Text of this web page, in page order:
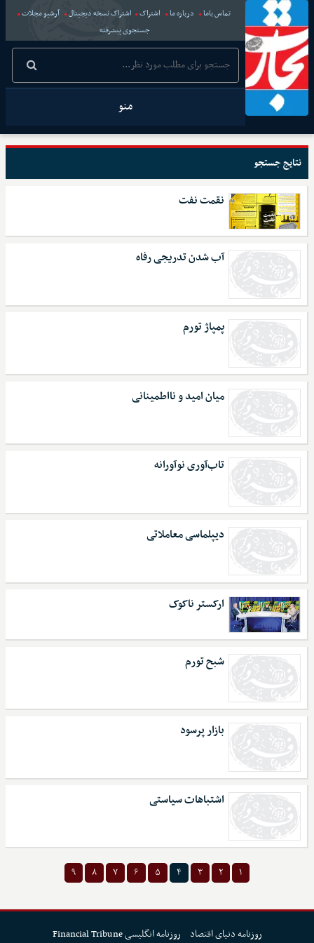
تماس باما درباره ما اشتراک اشتراک نسخه دیجیتال
آرشیو مجلات
جستجوی پیشرفته
منو
نتایج جستجو
نقمت نفت
آب شدن تدریجی رفاه
پمپاژ تورم
میان امید و نااطمینانی
تاب‌آوری نوآورانه
دیپلماسی معاملاتی
ارکستر ناکوک
شبح تورم
بازار پرسود
اشتباهات سیاستی
۱ ۲ ۳ ۴ ۵ ۶ ۷ ۸ ۹
روزنامه دنیای اقتصاد روزنامه انگلیسی Financial Tribune